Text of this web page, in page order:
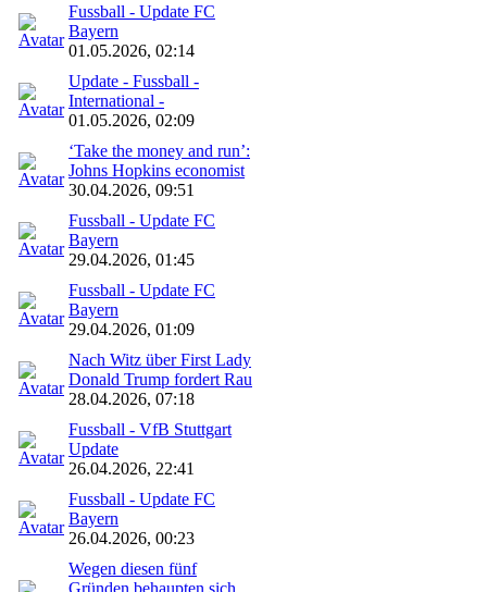
Fussball - Update FC
Bayern
01.05.2026, 02:14
Update - Fussball -
International -
01.05.2026, 02:09
‘Take the money and run’:
Johns Hopkins economist
30.04.2026, 09:51
Fussball - Update FC
Bayern
29.04.2026, 01:45
Fussball - Update FC
Bayern
29.04.2026, 01:09
Nach Witz über First Lady
Donald Trump fordert Rau
28.04.2026, 07:18
Fussball - VfB Stuttgart
Update
26.04.2026, 22:41
Fussball - Update FC
Bayern
26.04.2026, 00:23
Wegen diesen fünf
Gründen behaupten sich